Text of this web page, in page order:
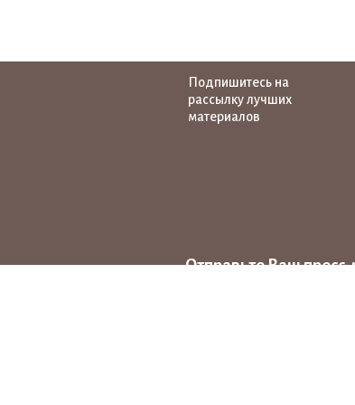
Подпишитесь на
рассылку лучших
материалов
Отправьте Ваш